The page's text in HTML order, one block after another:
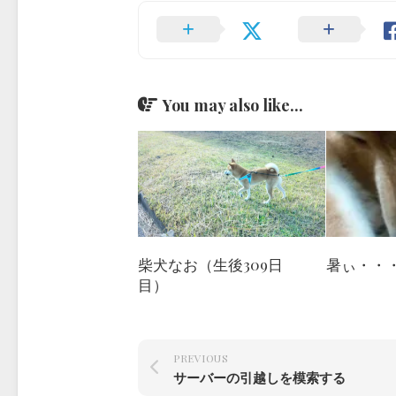
You may also like...
柴犬なお（生後309日
目）
暑ぃ・・・
PREVIOUS
サーバーの引越しを模索する